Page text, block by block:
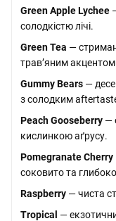
Green Apple Lychee
солодкістю лічі.
Green Tea —
трав’яним
Gummy Bears —
з солодким
Peach Gooseberry —
кислинкою аґрусу.
Pomegranate Cherry
соковито та
Raspberry — чиста
Tropical —